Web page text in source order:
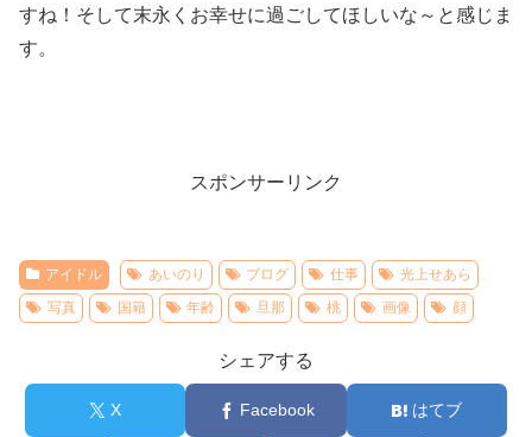
すね！そして末永くお幸せに過ごしてほしいな～と感じま
す。
スポンサーリンク
アイドル あいのり ブログ 仕事
光上せあら
写真
国籍 年齢 旦那 桃 画像 顔
シェアする
X Facebook はてブ